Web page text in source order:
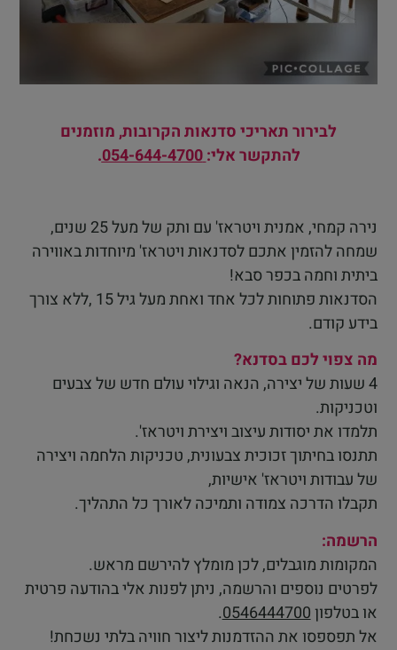
לבירור תאריכי סדנאות הקרובות, מוזמנים
להתקשר אלי:054-644-4700
.
נירה קמחי, אמנית ויטראז' עם ותק של מעל 25 שנים,
שמחה להזמין אתכם לסדנאות ויטראז' מיוחדות באווירה
ביתית וחמה בכפר סבא!
הסדנאות פתוחות לכל אחד ואחת מעל גיל 15 ,ללא צורך
בידע קודם.
מה צפוי לכם בסדנא?
4 שעות של יצירה, הנאה וגילוי עולם חדש של צבעים
וטכניקות.
תלמדו את יסודות עיצוב ויצירת ויטראז'.
תתנסו בחיתוך זכוכית צבעונית, טכניקות הלחמה ויצירה
של עבודות ויטראז' אישיות,
תקבלו הדרכה צמודה ותמיכה לאורך כל התהליך.
הרשמה:
המקומות מוגבלים, לכן מומלץ להירשם מראש.
לפרטים נוספים והרשמה, ניתן לפנות אלי בהודעה פרטית
או בטלפון0546444700
.
אל תפספסו את ההזדמנות ליצור חוויה בלתי נשכחת!